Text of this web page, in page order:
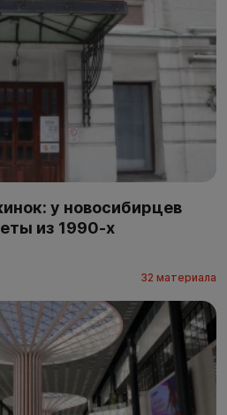
у новосибирцев
из 1990-х
32 материала